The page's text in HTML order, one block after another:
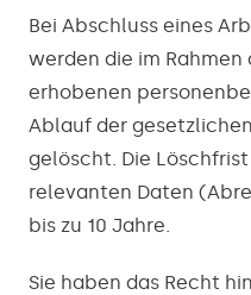
Bei Abschluss eines
werden die im
erhobenen
Ablauf der
gelöscht. Die
relevanten Daten
bis zu 10 Jahre.
Sie haben das Recht